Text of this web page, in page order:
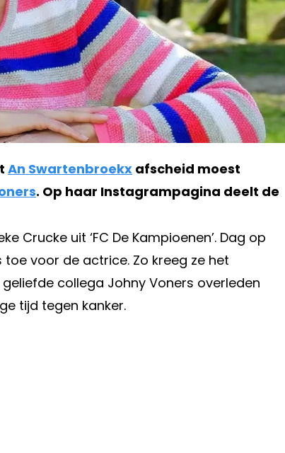
An Swartenbroekx afscheid moest
. Op haar Instagrampagina deelt de
Crucke uit ‘FC De Kampioenen’. Dag op
voor de actrice. Zo kreeg ze het
collega Johny Voners overleden
tijd tegen kanker.